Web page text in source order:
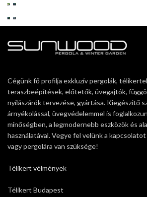
Cégünk fő profilja exkluzív pergolák,
teraszbeépítések, előtetők, üvegajtók,
nyílászárók tervezése, gyártása. Kiegészítő
árnyékolással, üvegvédelemmel is
minőségben, a legmodernebb eszközök és
használatával. Vegye fel velünk a
vagy pergolára van szüksége!
Télikert vélmények
Télikert Budapest